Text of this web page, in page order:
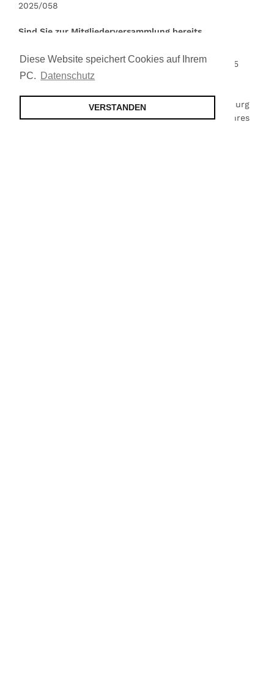
Diese Website speichert Cookies auf Ihrem
PC. Datenschutz
VERSTANDEN
2025/058
Sind Sie zur Mitgliederversammlung bereits
Mit den VFI-Rundschreiben 051/2025 und 056/2025
waren Einladung und Finanzunterlagen für die
German-Club, Harvestehuder Weg 44, 20149 Hamburg
stattfindende diesjährige Mitgliederversammlung Ihres